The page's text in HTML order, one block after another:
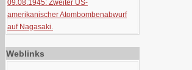
09.08.1945: Zweiter US-
amerikanischer Atombombenabwurf
auf Nagasaki.
Weblinks